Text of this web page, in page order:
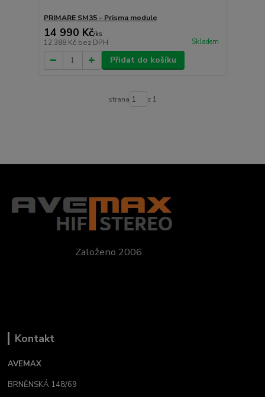
PRIMARE SM35 – Prisma module
14 990 Kč/ks
12 388 Kč bez DPH Skladem
Přidat do košíku
strana z 1
Založeno 2006
Kontakt
AVEMAX
BRNĚNSKÁ 148/69